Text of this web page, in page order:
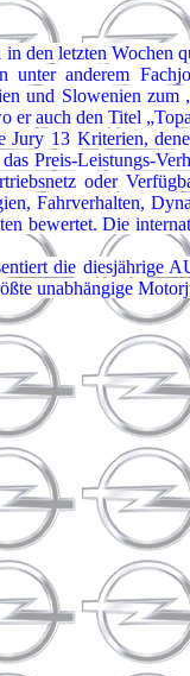
den letzten Wochen
unter anderem
und Slowenien
auch den Titel
13 Kriterien,
Preis-Leistungs-
oder
Fahrverhalten,
bewertet. Die
die diesjährige
unabhängige